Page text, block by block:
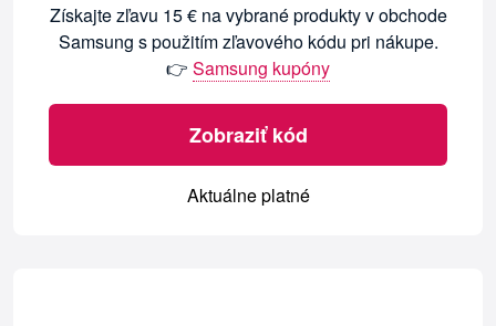
Získajte zľavu 15 € na vybrané produkty v obchode
Samsung s použitím zľavového kódu pri nákupe.
👉 Samsung kupóny
Zobraziť kód
Aktuálne platné